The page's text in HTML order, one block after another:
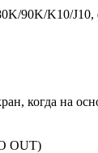
K10/J10,
когда на
OUT)